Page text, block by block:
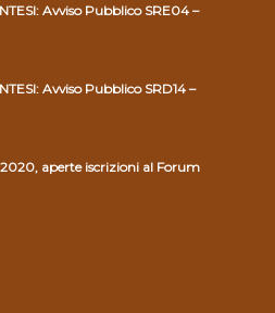
Avviso Pubblico SRE04 –
Avviso Pubblico SRD14 –
aperte iscrizioni al Forum